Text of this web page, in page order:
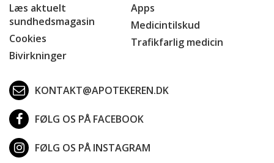
Læs aktuelt
sundhedsmagasin
Cookies
Bivirkninger
Apps
Medicintilskud
Trafikfarlig medicin
KONTAKT@APOTEKEREN.DK
FØLG OS PÅ FACEBOOK
FØLG OS PÅ INSTAGRAM